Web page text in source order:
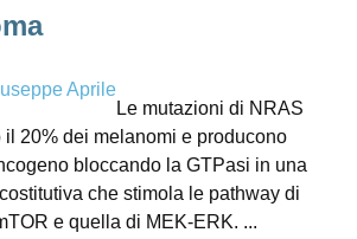
Aprile
Le mutazioni di NRAS
il 20% dei melanomi e producono
bloccando la GTPasi in una
che stimola le pathway di
e quella di MEK-ERK. ...